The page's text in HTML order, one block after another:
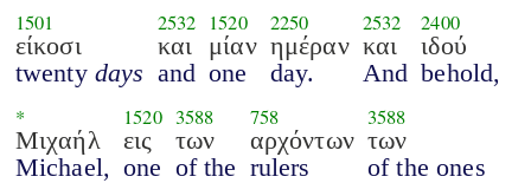
1501
είκοσι
twenty days
2532
και
and
1520
μίαν
one
2250
ημέραν
day.
2532
και
And
2400
ιδού
behold,
*
Μιχαήλ
Michael,
1520
εις
one
3588
των
of the
758
αρχόντων
rulers
3588
των
of the ones